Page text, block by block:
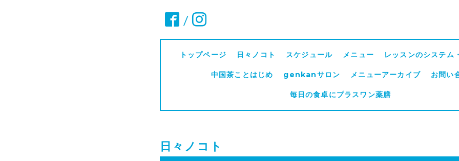
/
トップページ 日々ノコト スケジュール メニュー レッスンのシステム
中国茶ことはじめ genkanサロン メニューアーカイブ お問い
毎日の食卓にプラスワン薬膳
日々ノコト